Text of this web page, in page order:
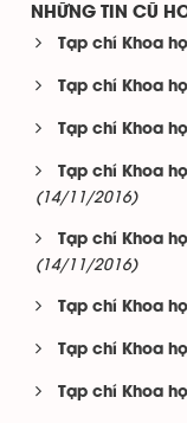
NHỮNG TIN CŨ
Tạp chí Khoa
Tạp chí Khoa
Tạp chí Khoa
Tạp chí Khoa
(14/11/2016)
Tạp chí Khoa
(14/11/2016)
Tạp chí Khoa
Tạp chí Khoa
Tạp chí Khoa